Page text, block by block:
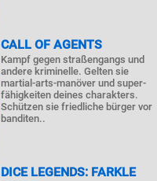
CALL OF AGENTS
Kampf gegen straßengangs und
andere kriminelle. Gelten sie
martial-arts-manöver und super-
fähigkeiten deines charakters.
Schützen sie friedliche bürger vor
banditen..
DICE LEGENDS: FARKLE